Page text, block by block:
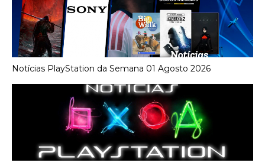
Notícias PlayStation da Semana 01 Agosto 2026